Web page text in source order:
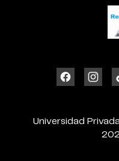
Universidad